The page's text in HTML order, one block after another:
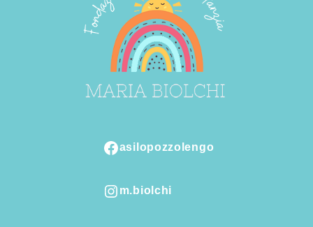
Facebook asilopozzolengo
Instagram m.biolchi